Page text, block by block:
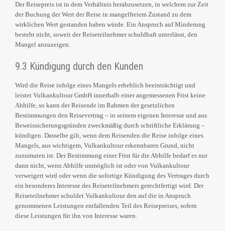
Der Reisepreis ist in dem Verhältnis herabzusetzen, in welchem zur Zeit
der Buchung der Wert der Reise in mangelfreiem Zustand zu dem
wirklichen Wert gestanden haben würde. Ein Anspruch auf Minderung
besteht nicht, soweit der Reiseteilnehmer schuldhaft unterlässt, den
Mangel anzuzeigen.
9.3 Kündigung durch den Kunden
Wird die Reise infolge eines Mangels erheblich beeinträchtigt und
leistet Vulkankultour GmbH innerhalb einer angemessenen Frist keine
Abhilfe, so kann der Reisende im Rahmen der gesetzlichen
Bestimmungen den Reisevertrag – in seinem eigenen Interesse und aus
Beweissicherungsgründen zweckmäßig durch schriftliche Erklärung –
kündigen. Dasselbe gilt, wenn dem Reisenden die Reise infolge eines
Mangels, aus wichtigem, Vulkankultour erkennbaren Grund, nicht
zuzumuten ist. Der Bestimmung einer Frist für die Abhilfe bedarf es nur
dann nicht, wenn Abhilfe unmöglich ist oder von Vulkankultour
verweigert wird oder wenn die sofortige Kündigung des Vertrages durch
ein besonderes Interesse des Reiseteilnehmers gerechtfertigt wird. Der
Reiseteilnehmer schuldet Vulkankultour den auf die in Anspruch
genommenen Leistungen entfallenden Teil des Reisepreises, sofern
diese Leistungen für ihn von Interesse waren.